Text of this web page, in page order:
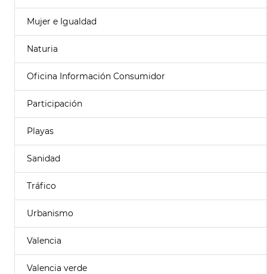
Mujer e Igualdad
Naturia
Oficina Información Consumidor
Participación
Playas
Sanidad
Tráfico
Urbanismo
Valencia
Valencia verde